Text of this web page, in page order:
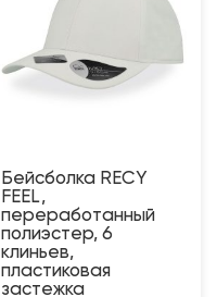
Бейсболка RECY
FEEL,
переработанный
полиэстер, 6
клиньев,
пластиковая
застежка